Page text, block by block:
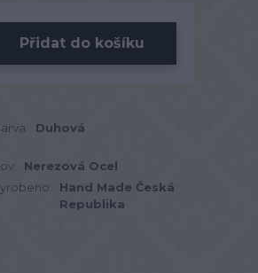
Přidat do košíku
Duhová
Nerezová Ocel
Hand Made Česká
Republika